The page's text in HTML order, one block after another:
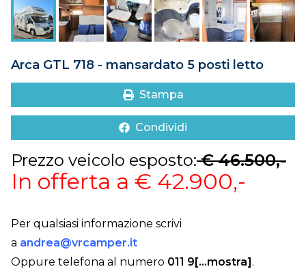
DOVE SIAMO
CONTATTI
Arca GTL 718 - mansardato 5 posti letto
Stampa
Condividi
Prezzo veicolo esposto: € 46.500,-
In offerta a € 42.900,-
Per qualsiasi informazione scrivi
a andrea@vrcamper.it
Oppure telefona al numero 011 9[...mostra].